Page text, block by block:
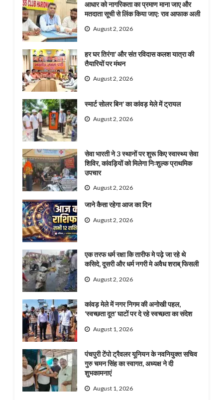
आधार को नागरिकता का प्रमाण माना जाए और
मतदाता सूची से लिंक किया जाए: राव आफाक अली
August 2, 2026
हर घर तिरंगा’ और संत रविदास कलश यात्रा की
तैयारियों पर मंथन
August 2, 2026
स्मार्ट सोलर बिन’ का कांवड़ मेले में ट्रायल
August 2, 2026
सेवा भारती ने 3 स्थानों पर शुरू किए स्वास्थ्य सेवा
शिविर, कांवड़ियों को मिलेगा निःशुल्क प्राथमिक
उपचार
August 2, 2026
जाने कैसा रहेगा आज का दिन
August 2, 2026
एक तरफ धर्म रक्षा कि तारीफ मे पढ़े जा रहे थे
कसिदे, दूसरी और धर्म नगरी मे अवैध शराब् फिसली
August 2, 2026
कांवड़ मेले में नगर निगम की अनोखी पहल,
‘स्वच्छता दूत’ घाटों पर दे रहे स्वच्छता का संदेश
August 1, 2026
पंचपुरी टेंपो ट्रैवलर यूनियन के नवनियुक्त सचिव
गुरु चमन सिंह का स्वागत, अध्यक्ष ने दी
शुभकामनाएं
August 1, 2026